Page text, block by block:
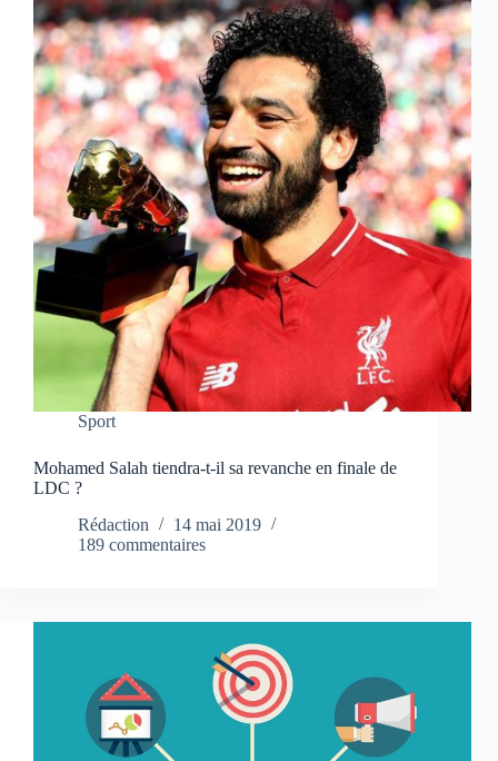
Sport
Mohamed Salah tiendra-t-il sa revanche en finale de
LDC ?
Rédaction
14 mai 2019
189 commentaires